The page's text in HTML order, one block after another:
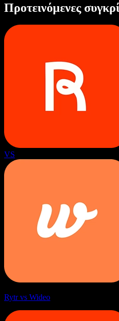
Προτεινόμενες
VS
Rytr vs Wideo